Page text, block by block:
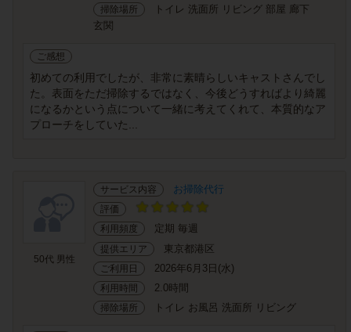
掃除場所
トイレ 洗面所 リビング 部屋 廊下
玄関
ご感想
初めての利用でしたが、非常に素晴らしいキャストさんでし
た。表面をただ掃除するではなく、今後どうすればより綺麗
になるかという点について一緒に考えてくれて、本質的なア
プローチをしていた...
50代 男性
サービス内容 お掃除代行
評価
利用頻度
定期 毎週
提供エリア 東京都港区
ご利用日 2026年6月3日(水)
利用時間 2.0時間
掃除場所 トイレ お風呂 洗面所 リビング